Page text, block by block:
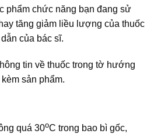
phẩm chức năng bạn đang sử
tăng giảm liều lượng của thuốc
của bác sĩ.
tin về thuốc trong tờ hướng
sản phẩm.
quá 30oC trong bao bì gốc,